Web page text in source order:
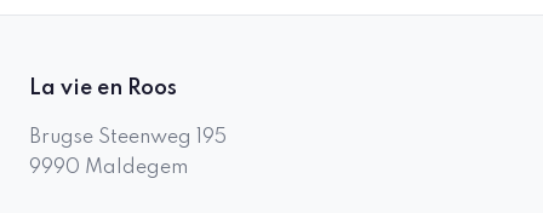
La vie en Roos
Brugse Steenweg 195
9990 Maldegem